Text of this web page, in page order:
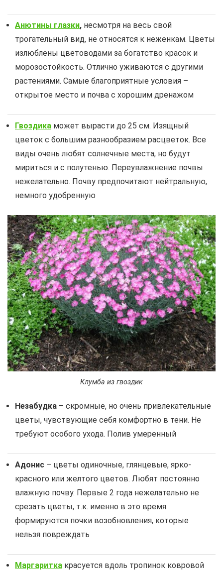
Анютины глазки, несмотря на весь свой
трогательный вид, не относятся к неженкам. Цветы
излюблены цветоводами за богатство красок и
морозостойкость. Отлично уживаются с другими
растениями. Самые благоприятные условия –
открытое место и почва с хорошим дренажом
Гвоздика может вырасти до 25 см. Изящный
цветок с большим разнообразием расцветок. Все
виды очень любят солнечные места, но будут
мириться и с полутенью. Переувлажнение почвы
нежелательно. Почву предпочитают нейтральную,
немного удобренную
Клумба из гвоздик
Незабудка – скромные, но очень привлекательные
цветы, чувствующие себя комфортно в тени. Не
требуют особого ухода. Полив умеренный
Адонис – цветы одиночные, глянцевые, ярко-
красного или желтого цветов. Любят постоянно
влажную почву. Первые 2 года нежелательно не
срезать цветы, т.к. именно в это время
формируются почки возобновления, которые
нельзя повреждать
Маргаритка красуется вдоль тропинок ковровой